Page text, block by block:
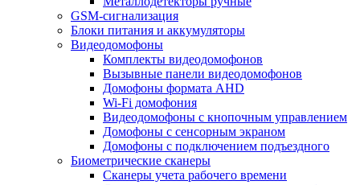
GSM-сигнализация
Блоки питания и аккумуляторы
Видеодомофоны
Комплекты видеодомофонов
Вызывные панели видеодомофонов
Домофоны формата AHD
Wi-Fi домофония
Видеодомофоны с кнопочным управлением
Домофоны с сенсорным экраном
Домофоны с подключением подъездного
Биометрические сканеры
Сканеры учета рабочего времени